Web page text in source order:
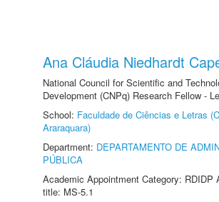
Ana Cláudia Niedhardt
National Council for Scientific and
Development (CNPq) Research Fellow -
School: Faculdade de Ciências e Letras
Araraquara)
Department: DEPARTAMENTO DE
PÚBLICA
Academic Appointment Category: RDIDP
title: MS-5.1